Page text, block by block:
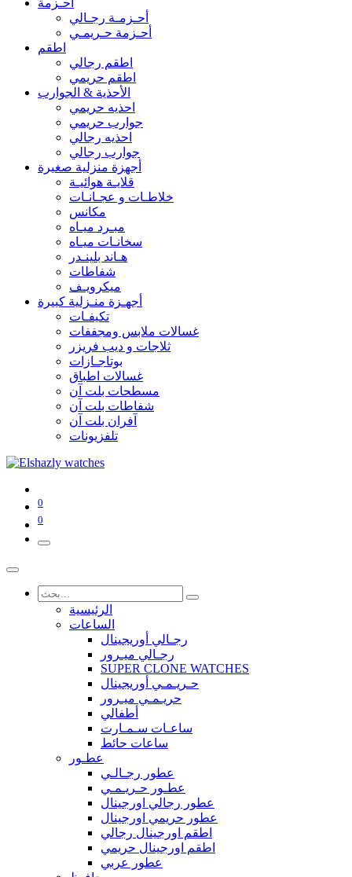
أحـزمة
أحـزمـة رجـالي
أحـزمة حـريمـي
اطقم
اطقم رجالي
اطقم حريمي
الأحذية & الجوارب
احذيه حريمي
جوارب حريمي
احذيه رجالي
جوارب رجالي
أجهزة منزلية صغيرة
قلايـة هوائيـة
خلاطـات و عجـانـات
مكانس
مبـرد ميـاه
سخانـات ميـاه
هـاند بلينـدر
شفاطات
ميكرويـف
أجهـزة منـزلية كبيرة
تكيفـات
غسالات ملابس ومجففات
ثلاجات و ديب فريزر
بوتاجـازات
غسالات اطباق
مسطحات بلت آن
شفاطات بلت آن
آفران بلت آن
تلفزيونات
0
0
الرئيسية
الساعات
رجـالي أوريجينال
رجـالي ميـرور
SUPER CLONE WATCHES
حـريـمـي أوريجينال
حريـمـي ميـرور
أطفالي
ساعـات سـمـارت
ساعات حائط
عطـور
عطور رجـالـي
عطـور حـريـمـي
عطور رجالي اورجينال
عطور حريمي اورجينال
اطقم اورجينال رجالي
اطقم اورجينال حريمي
عطور عربي